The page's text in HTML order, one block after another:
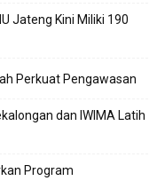
Jateng Kini Miliki 190
Perkuat Pengawasan
dan IWIMA Latih
Program